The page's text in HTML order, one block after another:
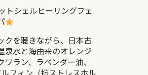
トシェルヒーリングフェ
クを聴きながら、日本古
泉水と海由来のオレンジ
ラン、ラベンダー油、